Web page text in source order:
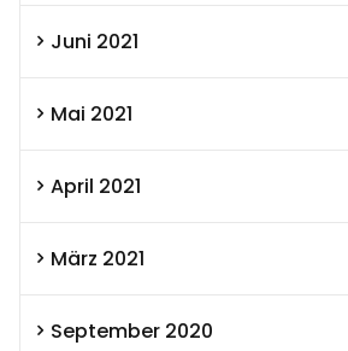
Juni 2021
Mai 2021
April 2021
März 2021
September 2020